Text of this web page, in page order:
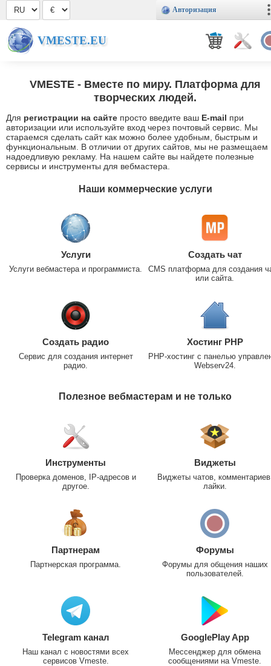
Авторизация
VMESTE.EU
VMESTE - Вместе по миру. Платформа для
творческих людей.
Для регистрации на сайте просто введите ваш E-mail при
авторизации или используйте вход через почтовый сервис. Мы
стараемся сделать сайт как можно более удобным, быстрым и
функциональным. В отличии от других сайтов, мы не размещаем
надоедливую рекламу. На нашем сайте вы найдете полезные
сервисы и инструменты для вебмастера.
Наши коммерческие услуги
Услуги
Услуги вебмастера и программиста.
Создать чат
CMS платформа для создания
или сайта.
Создать радио
Сервис для создания интернет
радио.
Хостинг PHP
PHP-хостинг с панелью
Webserv24.
Полезное вебмастерам и не только
Инструменты
Проверка доменов, IP-адресов и
другое.
Виджеты
Виджеты чатов,
лайки.
Партнерам
Партнерская программа.
Форумы
Форумы для общения наших
пользователей.
Telegram канал
Наш канал с новостями всех
сервисов Vmeste.
GooglePlay App
Мессенджер для обмена
сообщениями на Vmeste.